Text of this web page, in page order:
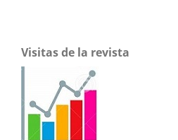
Visitas de la revista